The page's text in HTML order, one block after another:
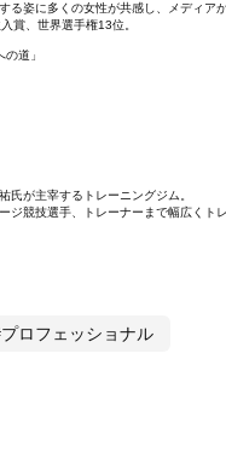
る姿に多くの女性が共感し、メディア
賞、世界選手権13位。
道」
氏が主宰するトレーニングジム。
ジ競技選手、トレーナーまで幅広くト
ロフェッショナル